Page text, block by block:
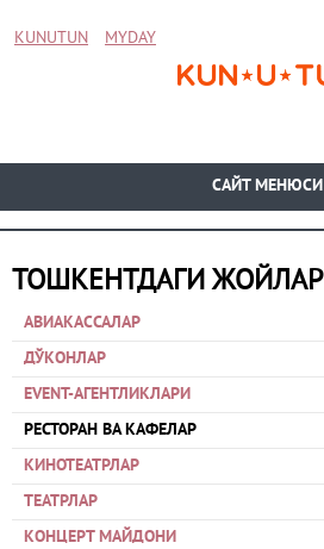
KUNUTUN MYDAY
CАЙТ МЕНЮСИ
ТОШКЕНТДАГИ ЖОЙЛАР
АВИАКАССАЛАР
ДЎКОНЛАР
EVENT-АГЕНТЛИКЛАРИ
РЕСТОРАН ВА КАФЕЛАР
КИНОТЕАТРЛАР
ТЕАТРЛАР
КОНЦЕРТ МАЙДОНИ